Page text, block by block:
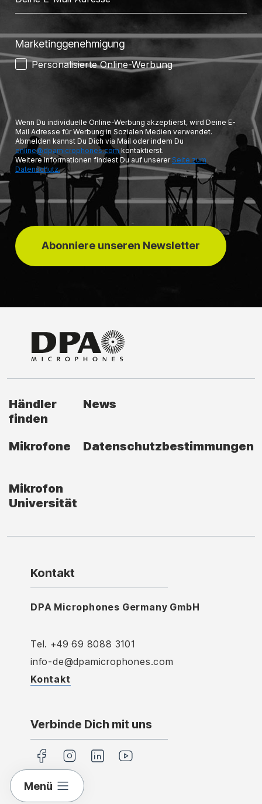
Menü
Marketinggenehmigung
Personalisierte Online-Werbung
Wenn Du individuelle Online-Werbung akzeptierst, wird Deine E-
Mail Adresse für Werbung in Sozialen Medien verwendet.
Abmelden kannst Du Dich via Mail oder indem Du
online@dpamicrophones.com kontaktierst.
Weitere Informationen findest Du auf unserer Seite zum
Datenschutz.
Abonniere unseren Newsletter
Händler
finden
News
Mikrofone Datenschutzbestimmungen
Mikrofon
Universität
Kontakt
DPA Microphones Germany GmbH
Tel. +49 69 8088 3101
info-de@dpamicrophones.com
Kontakt
Verbinde Dich mit uns